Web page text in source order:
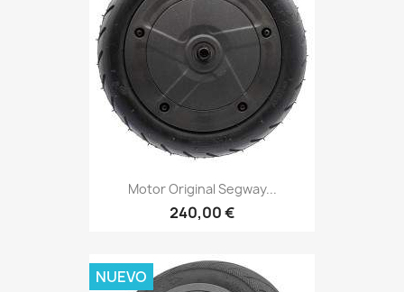
Motor Original Segway...
240,00 €
NUEVO